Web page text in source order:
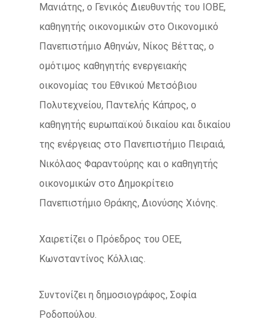
Μανιάτης, ο Γενικός Διευθυντής του ΙΟΒΕ,
καθηγητής οικονομικών στο Οικονομικό
Πανεπιστήμιο Αθηνών, Νίκος Βέττας, ο
ομότιμος καθηγητής ενεργειακής
οικονομίας του Εθνικού Μετσόβιου
Πολυτεχνείου, Παντελής Κάπρος, ο
καθηγητής ευρωπαϊκού δικαίου και δικαίου
της ενέργειας στο Πανεπιστήμιο Πειραιά,
Νικόλαος Φαραντούρης και ο καθηγητής
οικονομικών στο Δημοκρίτειο
Πανεπιστήμιο Θράκης, Διονύσης Χιόνης.
Χαιρετίζει ο Πρόεδρος του ΟΕΕ,
Κωνσταντίνος Κόλλιας.
Συντονίζει η δημοσιογράφος, Σοφία
Ροδοπούλου.